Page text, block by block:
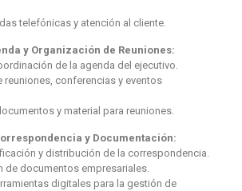
telefónicas y atención al cliente.
y Organización de Reuniones:
de la agenda del ejecutivo.
reuniones, conferencias y eventos
y material para reuniones.
y Documentación:
y distribución de la correspondencia.
de documentos empresariales.
digitales para la gestión de